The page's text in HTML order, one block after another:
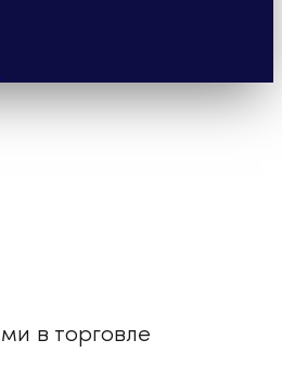
в торговле